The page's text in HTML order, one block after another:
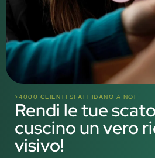
>4000 CLIENTI SI AFFIDANO A NOI
Rendi le tue
cuscino un vero
visivo!